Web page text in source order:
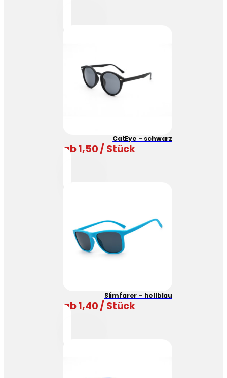
CatEye – schwarz
ab 1,50 / Stück
Slimfarer – hellblau
ab 1,40 / Stück